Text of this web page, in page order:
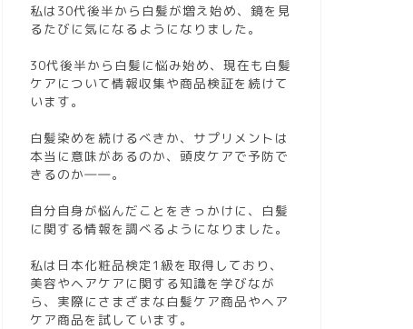
私は30代後半から白髪が増え始め、鏡を見
るたびに気になるようになりました。
30代後半から白髪に悩み始め、現在も白髪
ケアについて情報収集や商品検証を続けて
います。
白髪染めを続けるべきか、サプリメントは
本当に意味があるのか、頭皮ケアで予防で
きるのか――。
自分自身が悩んだことをきっかけに、白髪
に関する情報を調べるようになりました。
私は日本化粧品検定1級を取得しており、
美容やヘアケアに関する知識を学びなが
ら、実際にさまざまな白髪ケア商品やヘア
ケア商品を試しています。